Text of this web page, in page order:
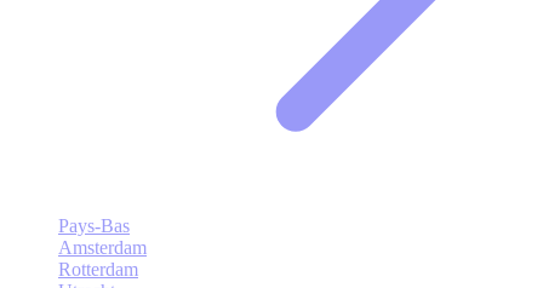
Pays-Bas
Amsterdam
Rotterdam